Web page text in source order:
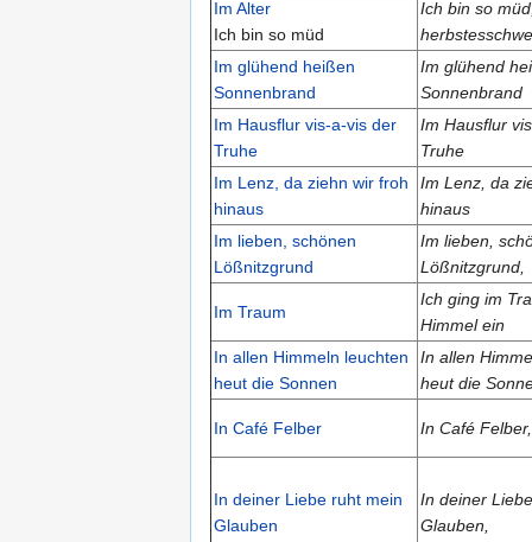
Im Alter
Ich bin so müd
Ich bin so
Im glühend heißen
Sonnenbrand
Im glühend
Sonnenbrand
Im Hausflur vis-a-vis der
Truhe
Im Hausflur
Truhe
Im Lenz, da ziehn wir froh
hinaus
Im Lenz, da
hinaus
Im lieben, schönen
Lößnitzgrund
Im lieben,
Lößnitzgrund,
Im Traum
Ich ging im
Himmel ein
In allen Himmeln leuchten
heut die Sonnen
In allen
heut die
In Café Felber In Café Felber,
In deiner Liebe ruht mein
Glauben
In deiner
Glauben,